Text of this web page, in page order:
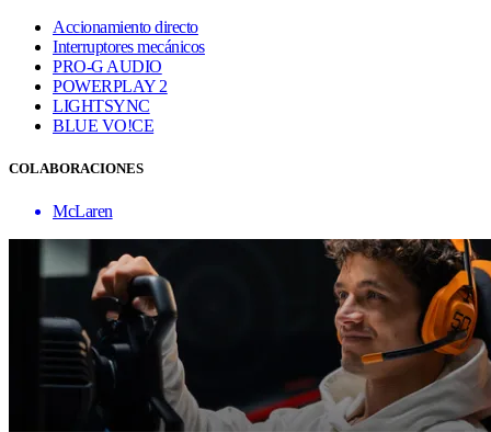
Accionamiento directo
Interruptores mecánicos
PRO-G AUDIO
POWERPLAY 2
LIGHTSYNC
BLUE VO!CE
COLABORACIONES
McLaren